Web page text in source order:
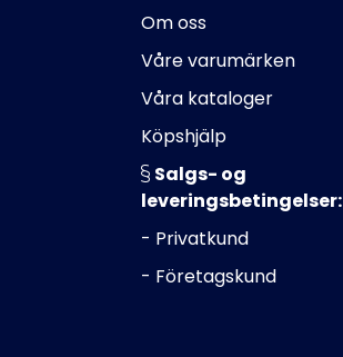
Om oss
Våre varumärken
Våra kataloger
Köpshjälp
Salgs- og
leveringsbetingelser:
- Privatkund
- Företagskund